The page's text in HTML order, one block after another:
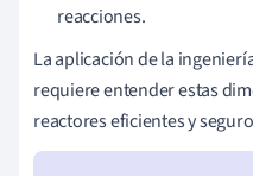
reacciones.
La aplicación de la
requiere entender estas
reactores eficientes y